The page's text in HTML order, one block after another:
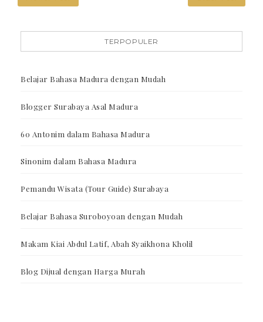
TERPOPULER
Belajar Bahasa Madura dengan Mudah
Blogger Surabaya Asal Madura
60 Antonim dalam Bahasa Madura
Sinonim dalam Bahasa Madura
Pemandu Wisata (Tour Guide) Surabaya
Belajar Bahasa Suroboyoan dengan Mudah
Makam Kiai Abdul Latif, Abah Syaikhona Kholil
Blog Dijual dengan Harga Murah